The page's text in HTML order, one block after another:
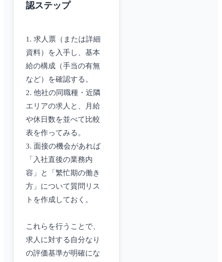
認ステップ
1. 求人票（または詳細
資料）を入手し、基本
給の構成（手当の有無
など）を確認する。
2. 他社の同職種・近隣
エリアの求人と、月給
や休日数を並べて比較
表を作ってみる。
3. 面接の機会があれば
「入社直後の業務内
容」と「繁忙期の働き
方」について質問リス
トを作成しておく。
これらを行うことで、
求人に対する自分なり
の評価基準が明確にな